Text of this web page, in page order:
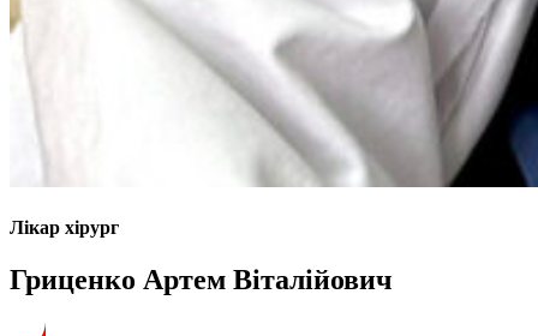
Лікар хірург
Гриценко Артем Віталійович